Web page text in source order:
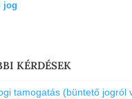
jog
KÉRDÉSEK
tamogatás (büntető jogról